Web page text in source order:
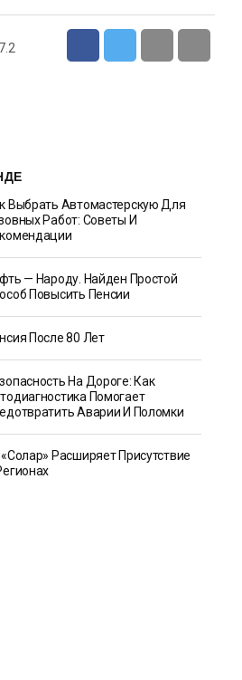
Выбрать Автомастерскую Для
Работ: Советы И
— Народу. Найден Простой
Повысить Пенсии
После 80 Лет
На Дороге: Как
Помогает
Аварии И Поломки
«Солар» Расширяет Присутствие